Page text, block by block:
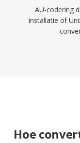
AU-codering
installatie of
Hoe